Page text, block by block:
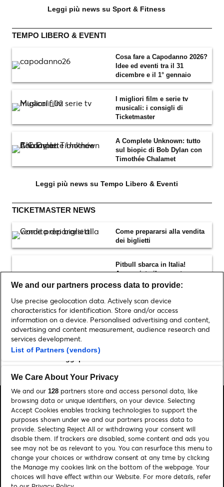
Leggi più news su Sport & Fitness
TEMPO LIBERO & EVENTI
Cosa fare a Capodanno 2026?
Idee ed eventi tra il 31
dicembre e il 1° gennaio
I migliori film e serie tv
musicali: i consigli di
Ticketmaster
A Complete Unknown: tutto
sul biopic di Bob Dylan con
Timothée Chalamet
Leggi più news su Tempo Libero & Eventi
TICKETMASTER NEWS
Come prepararsi alla vendita
dei biglietti
Pitbull sbarca in Italia!
Annunciato il concerto a
Milano nel 2026
Cerchi il regalo perfetto per
San Valentino? Scopri la
promo 2×1 sui migliori
spettacoli!
Cerca
Gestione dei cookies
Informativa Privacy Contattaci
We and our partners process data to provide:
Use precise geolocation data. Actively scan device
characteristics for identification. Store and/or access
information on a device. Personalised advertising and content,
advertising and content measurement, audience research and
services development.
List of Partners (vendors)
We Care About Your Privacy
We and our 128 partners store and access personal data, like
browsing data or unique identifiers, on your device. Selecting
Accept Cookies enables tracking technologies to support the
purposes shown under we and our partners process data to
provide. Selecting Reject All or withdrawing your consent will
disable them. If trackers are disabled, some content and ads you
see may not be as relevant to you. You can resurface this menu to
change your choices or withdraw consent at any time by clicking
the Manage my cookies link on the bottom of the webpage. Your
choices will have effect within our Website. For more details, refer